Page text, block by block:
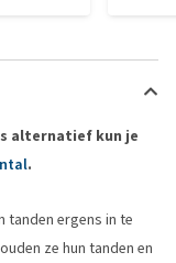
alternatief kun je
.
tanden ergens in te
ze hun tanden en